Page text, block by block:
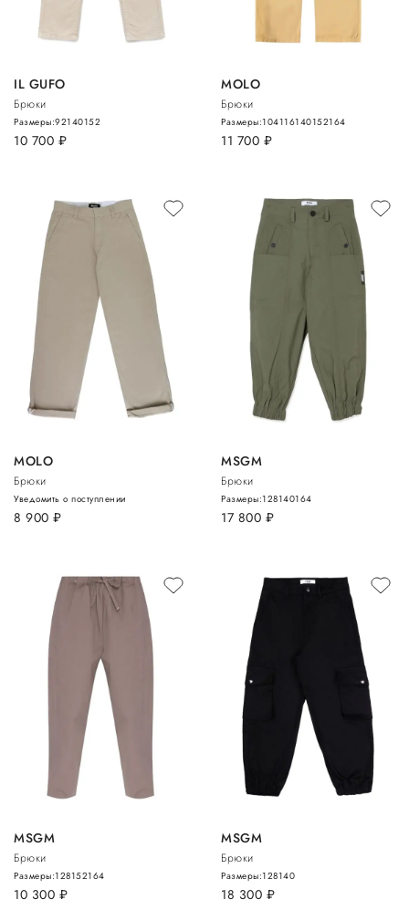
IL GUFO
Брюки
10 700 руб.
Размеры:92140152
MOLO
Брюки
11 700 руб.
Размеры:104116140152164
MOLO
Брюки
8 900 руб.
Уведомить о поступлении
MSGM
Брюки
17 800 руб.
Размеры:128140164
MSGM
Брюки
10 300 руб.
Размеры:128152164
MSGM
Брюки
18 300 руб.
Размеры:128140